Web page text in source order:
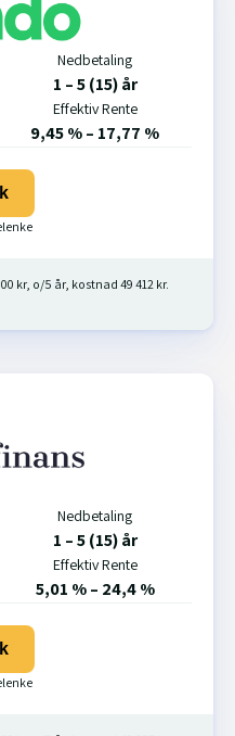
Nedbetaling
1 – 5 (15) år
Effektiv Rente
9,45 % – 17,77 %
kr, o/5 år, kostnad 49 412 kr.
Nedbetaling
1 – 5 (15) år
Effektiv Rente
5,01 % – 24,4 %